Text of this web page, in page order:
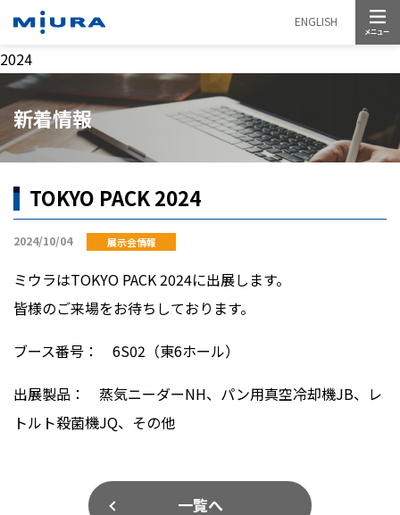
ENGLISH
2024
新着情報
TOKYO PACK 2024
2024/10/04 展示会情報
ミウラはTOKYO PACK 2024に出展します。
皆様のご来場をお待ちしております。
ブース番号： 6S02 （東6ホール）
出展製品： 蒸気ニーダーNH、パン用真空冷却機JB、レ
トルト殺菌機JQ、その他
一覧へ